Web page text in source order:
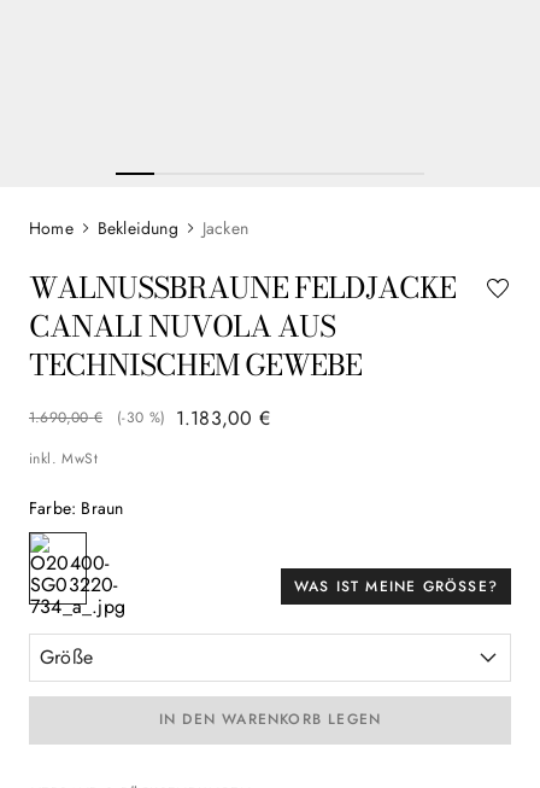
Bekleidung Jacken
WALNUSSBRAUNE FELDJACKE
CANALI NUVOLA AUS
TECHNISCHEM GEWEBE
1.690,00 € (-30 %) 1.183,00 €
inkl. MwSt
Farbe: Braun
WAS IST MEINE GRÖSSE?
Größe
IN DEN WARENKORB LEGEN